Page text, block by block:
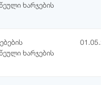
ხარჯების
ხარჯების